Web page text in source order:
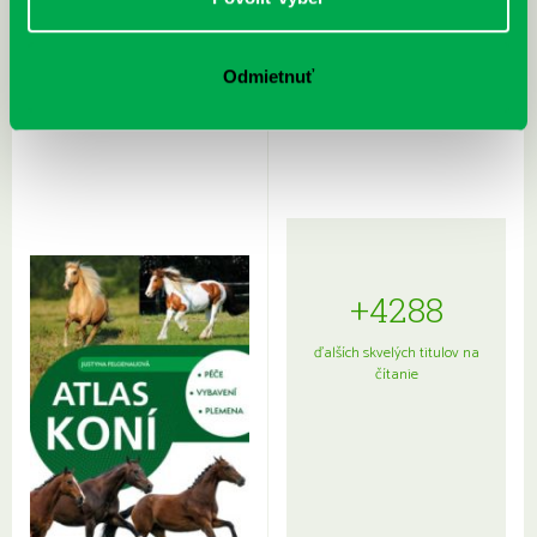
Odmietnuť
Rudź, Przemyslaw: Atlas hviezd:
Hardy, Paula: Japonsko na tanieri:
+4288
ďalších skvelých titulov na
čítanie